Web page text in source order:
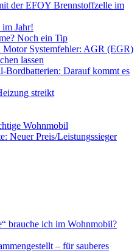
der EFOY Brennstoffzelle im
Jahr!
Noch ein Tip
Motor Systemfehler: AGR (EGR)
lassen
Bordbatterien: Darauf kommt es
streikt
Wohnmobil
Neuer Preis/Leistungssieger
brauche ich im Wohnmobil?
– für sauberes